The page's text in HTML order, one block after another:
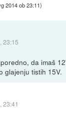
2014 ob 23:11)
23:15
da imaš
glajenju tistih 15V.
23:41